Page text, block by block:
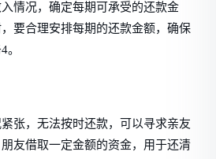
情况，确定每期可承受的还款金
要合理安排每期的还款金额，确保
。
张，无法按时还款，可以寻求亲友
友借取一定金额的资金，用于还清